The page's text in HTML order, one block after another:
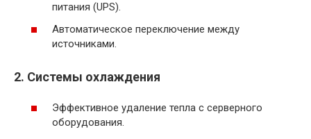
питания (UPS).
Автоматическое переключение между
источниками.
2. Системы охлаждения
Эффективное удаление тепла с серверного
оборудования.